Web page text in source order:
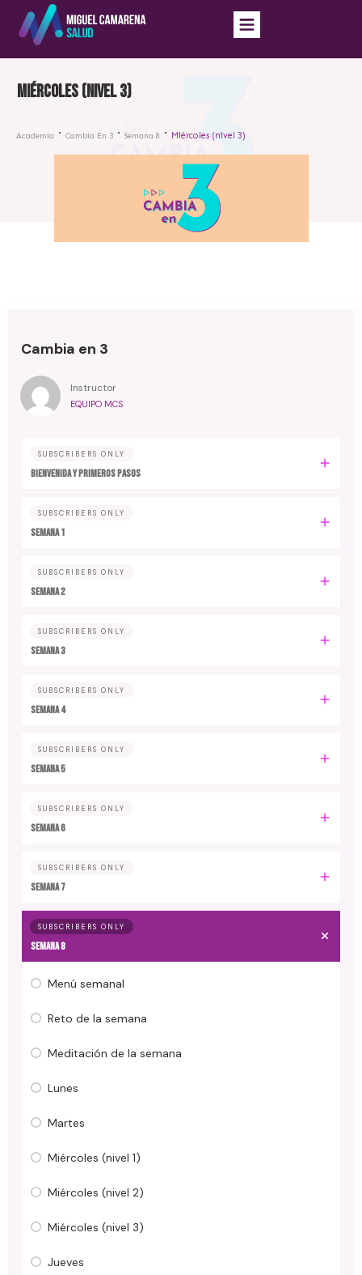
Miércoles (nivel 3)
Academia Cambia En 3 Semana 8 Miércoles (nivel 3)
Cambia en 3
Instructor
EQUIPO MCS
SUBSCRIBERS ONLY
Bienvenida y primeros pasos
SUBSCRIBERS ONLY
Semana 1
SUBSCRIBERS ONLY
Semana 2
SUBSCRIBERS ONLY
Semana 3
SUBSCRIBERS ONLY
Semana 4
SUBSCRIBERS ONLY
Semana 5
SUBSCRIBERS ONLY
Semana 6
SUBSCRIBERS ONLY
Semana 7
SUBSCRIBERS ONLY
Semana 8
Menú semanal
Reto de la semana
Meditación de la semana
Lunes
Martes
Miércoles (nivel 1)
Miércoles (nivel 2)
Miércoles (nivel 3)
Jueves